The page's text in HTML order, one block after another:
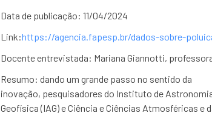
Data de publicação: 11/04/2024
Link:https://agencia.fapesp.br/dados-sobre-
Docente entrevistada: Mariana Giannotti,
Resumo: dando um grande passo no sentido da
inovação, pesquisadores do Instituto de
Geofísica (IAG) e Ciência e Ciências Atmosféricas e